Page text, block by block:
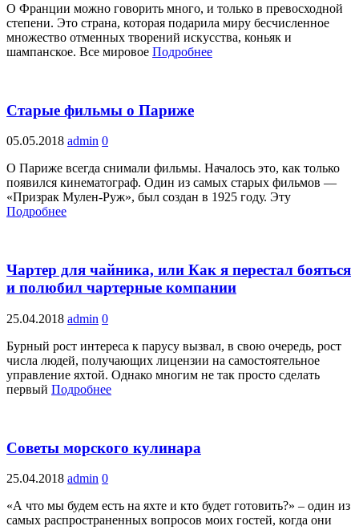
О Франции можно говорить много, и только в превосходной
степени. Это страна, которая подарила миру бесчисленное
множество отменных творений искусства, коньяк и
шампанское. Все мировое Подробнее
Старые фильмы о Париже
05.05.2018 admin 0
О Париже всегда снимали фильмы. Началось это, как только
появился кинематограф. Один из самых старых фильмов —
«Призрак Мулен-Руж», был создан в 1925 году. Эту
Подробнее
Чартер для чайника, или Как я перестал бояться
и полюбил чартерные компании
25.04.2018 admin 0
Бурный рост интереса к парусу вызвал, в свою очередь, рост
числа людей, получающих лицензии на самостоятельное
управление яхтой. Однако многим не так просто сделать
первый Подробнее
Советы морского кулинара
25.04.2018 admin 0
«А что мы будем есть на яхте и кто будет готовить?» – один из
самых распространенных вопросов моих гостей, когда они